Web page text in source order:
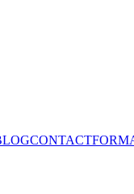
CONTACT